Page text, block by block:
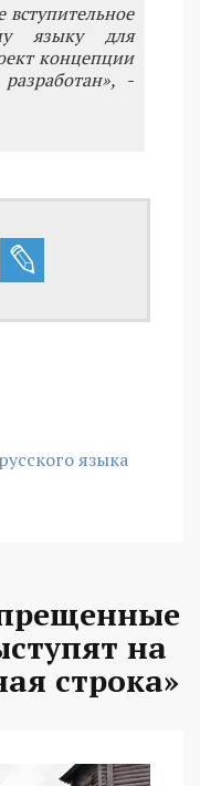
вступительное
языку для
концепции
-
языка
на
строка»